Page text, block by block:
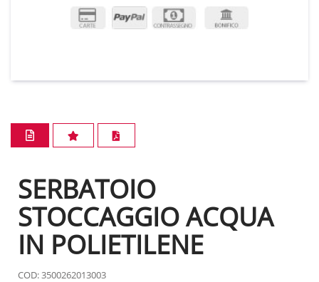
SERBATOIO
STOCCAGGIO ACQUA
IN POLIETILENE
COD: 3500262013003